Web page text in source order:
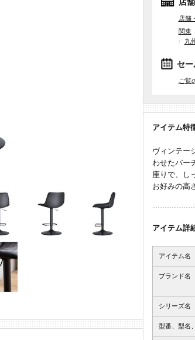
店舗
関東
九
セー
ご覧
アイテム特
ヴィンテー
わせたバー
座りで、し
お好みの高
アイテム詳
アイテム名
ブランド名
シリーズ名
型番、型名